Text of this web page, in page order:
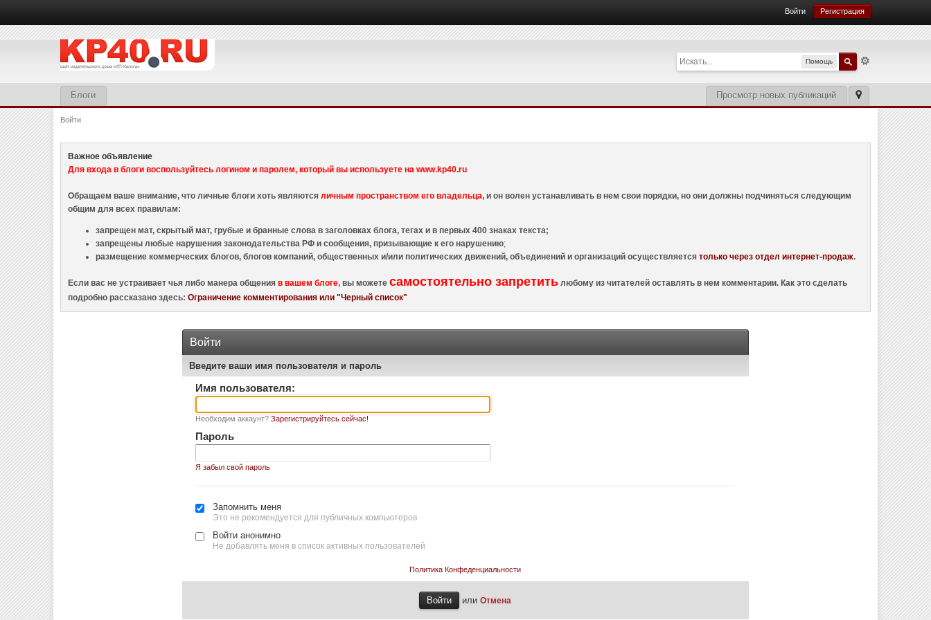
Войти Регистрация
Помощь
Просмотр новых публикаций
Блоги
Войти
Важное объявление
Для входа в блоги воспользуйтесь логином и паролем, который вы используете на www.kp40.ru
Обращаем ваше внимание, что личные блоги хоть являютсяличным пространством его владельца, и он волен устанавливать в нем свои порядки, но они должны подчиняться следующим
общим для всех правилам:
запрещен мат, скрытый мат, грубые и бранные слова в заголовках блога, тегах и в первых 400 знаках текста;
запрещены любые нарушения законодательства РФ и сообщения, призывающие к его нарушению;
размещение коммерческих блогов, блогов компаний, общественных и/или политических движений, объединений и организаций осуществляетсятолько через отдел интернет-продаж.
Если вас не устраивает чья либо манера общенияв вашем блоге, вы можетесамостоятельно запретить любому из читателей оставлять в нем комментарии. Как это сделать
подробно рассказано здесь:Ограничение комментирования или "Черный список"
Войти
Введите ваши имя пользователя и пароль
Имя пользователя:
Необходим аккаунт? Зарегистрируйтесь сейчас!
Пароль
Я забыл свой пароль
Запомнить меня
Это не рекомендуется для публичных компьютеров
Войти анонимно
Не добавлять меня в список активных пользователей
Политика Конфеденциальности
илиОтмена